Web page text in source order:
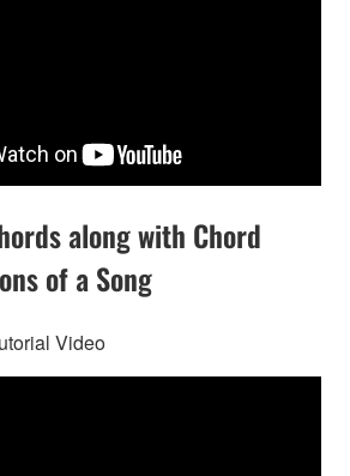
along with Chord
of a Song
Video